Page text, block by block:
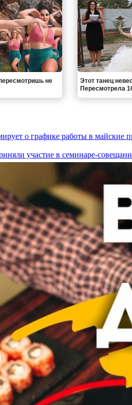
не
Этот танец
Пересмотрела
о графике работы в майские
участие в семинаре-